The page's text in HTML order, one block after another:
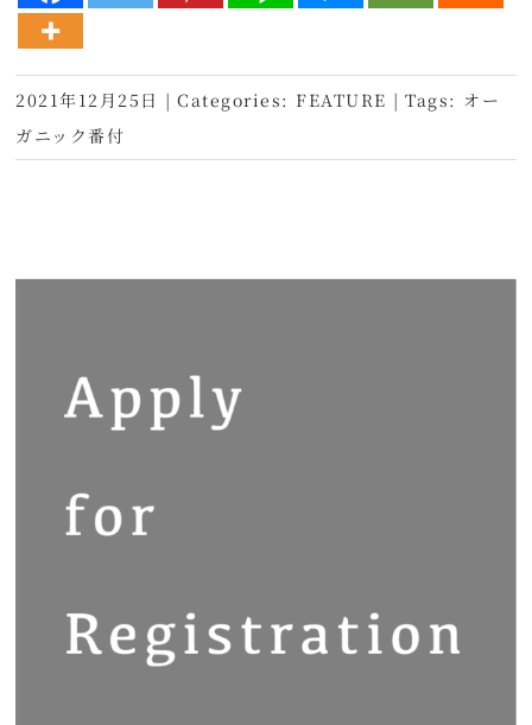
2021年12月25日 | Categories: FEATURE | Tags: オー
ガニック番付